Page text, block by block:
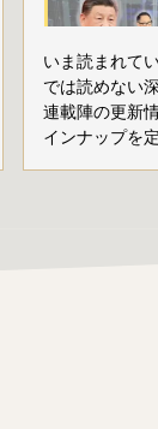
いま読まれて
では読めない
連載陣の更新
インナップを